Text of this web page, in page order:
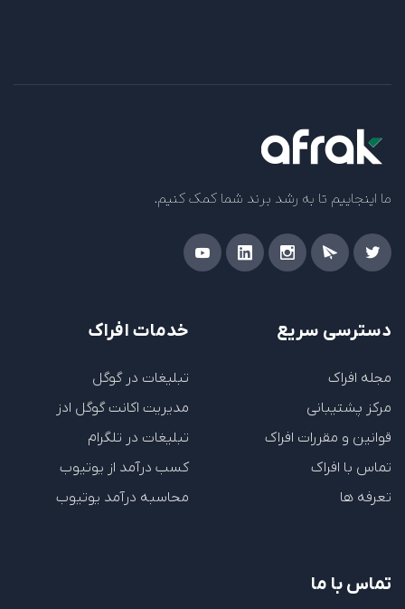
ما اینجاییم تا به رشد برند شما کمک کنیم.
دسترسی سریع
مجله افراک
مرکز پشتیبانی
قوانین و مقررات افراک
تماس با افراک
تعرفه ها
خدمات افراک
تبلیغات در گوگل
مدیریت اکانت گوگل ادز
تبلیغات در تلگرام
کسب درآمد از یوتیوب
محاسبه درآمد یوتیوب
تماس با ما